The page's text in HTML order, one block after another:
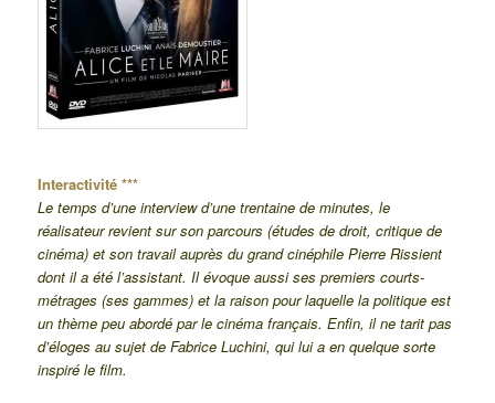
Interactivité ***
Le temps d’une interview d’une trentaine de minutes, le
réalisateur revient sur son parcours (études de droit, critique de
cinéma) et son travail auprès du grand cinéphile Pierre Rissient
dont il a été l’assistant. Il évoque aussi ses premiers courts-
métrages (ses gammes) et la raison pour laquelle la politique est
un thème peu abordé par le cinéma français. Enfin, il ne tarit pas
d’éloges au sujet de Fabrice Luchini, qui lui a en quelque sorte
inspiré le film.